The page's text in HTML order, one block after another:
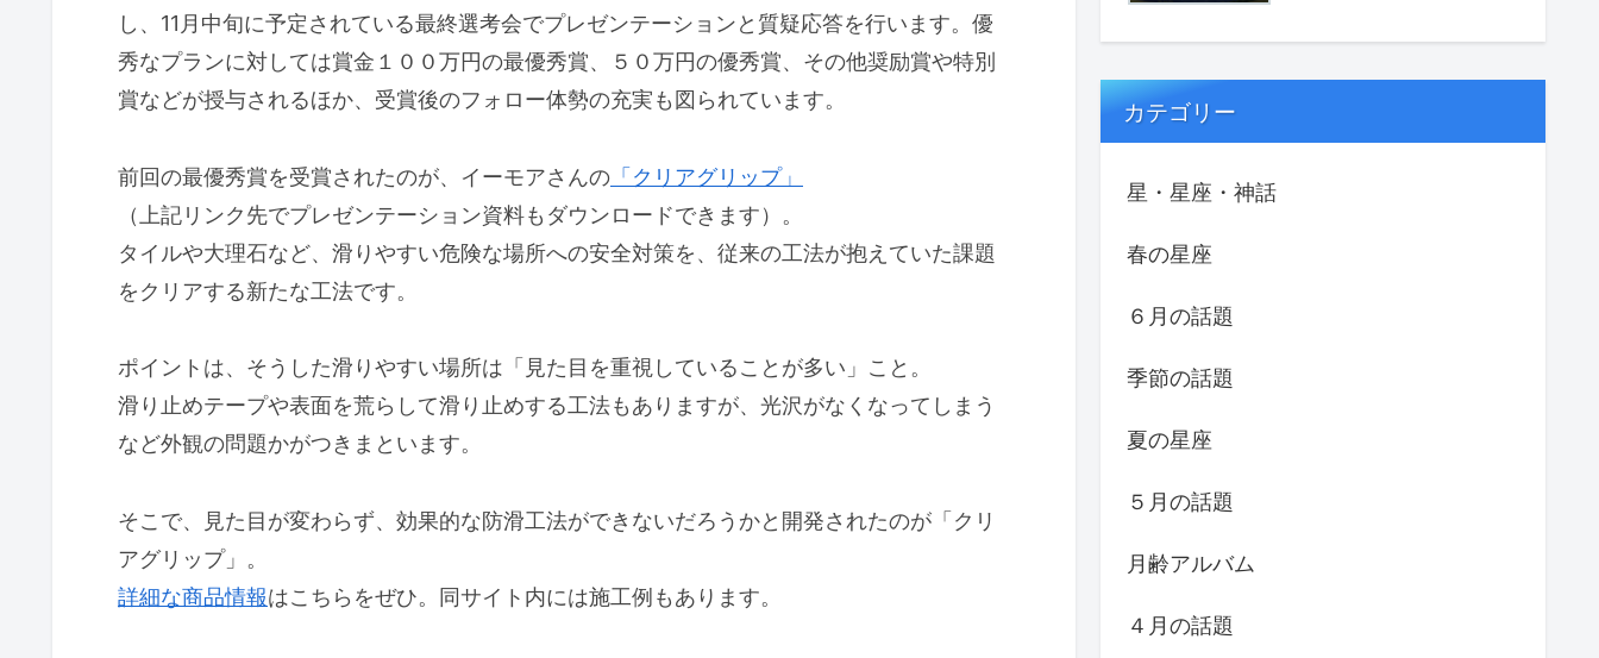
し、11月中旬に予定されている最終選考会でプレゼンテーションと質疑応答を行います。優
秀なプランに対しては賞金１００万円の最優秀賞、５０万円の優秀賞、その他奨励賞や特別
賞などが授与されるほか、受賞後のフォロー体勢の充実も図られています。
前回の最優秀賞を受賞されたのが、イーモアさんの 「クリアグリップ」
（上記リンク先でプレゼンテーション資料もダウンロードできます）。
タイルや大理石など、滑りやすい危険な場所への安全対策を、従来の工法が抱えていた課題
をクリアする新たな工法です。
ポイントは、そうした滑りやすい場所は「見た目を重視していることが多い」こと。
滑り止めテープや表面を荒らして滑り止めする工法もありますが、光沢がなくなってしまう
など外観の問題かがつきまといます。
そこで、見た目が変わらず、効果的な防滑工法ができないだろうかと開発されたのが「クリ
アグリップ」。
詳細な商品情報はこちらをぜひ。同サイト内には施工例もあります。
カテゴリー
星・星座・神話
春の星座
６月の話題
季節の話題
夏の星座
５月の話題
月齢アルバム
４月の話題